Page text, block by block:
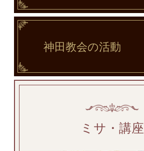
神田教会の活動
ミサ・講座